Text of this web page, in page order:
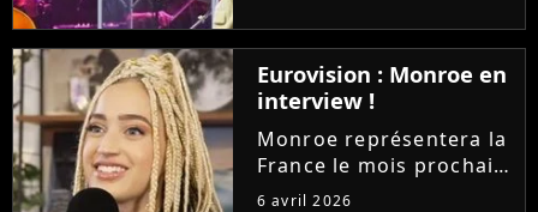
représentante de la
France est grimpée sur
scène pour rejoindre
son idole Josh Groban
lors de son concert au...
Eurovision : Monroe en
interview !
Monroe représentera la
France le mois prochain
à l'Eurovision avec sa
6 avril 2026